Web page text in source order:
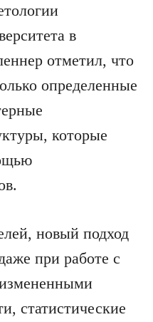
в
отметил, что
определенные
которые
новый подход
при работе с
статистические